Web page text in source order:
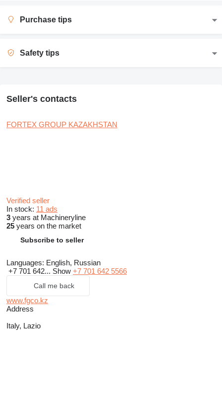
Purchase tips
Safety tips
Seller's contacts
FORTEX GROUP KAZAKHSTAN
Verified seller
In stock: 11 ads
3 years at Machineryline
25 years on the market
Subscribe to seller
Languages: English, Russian
+7 701 642... Show +7 701 642 5566
Call me back
www.fgco.kz
Address
Italy, Lazio